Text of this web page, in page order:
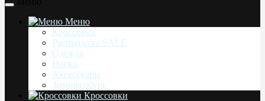
Меню
Кроссовки
Распродажа SALE
Одежда
Носки
Аксессуары
Зимняя обувь
Кроссовки